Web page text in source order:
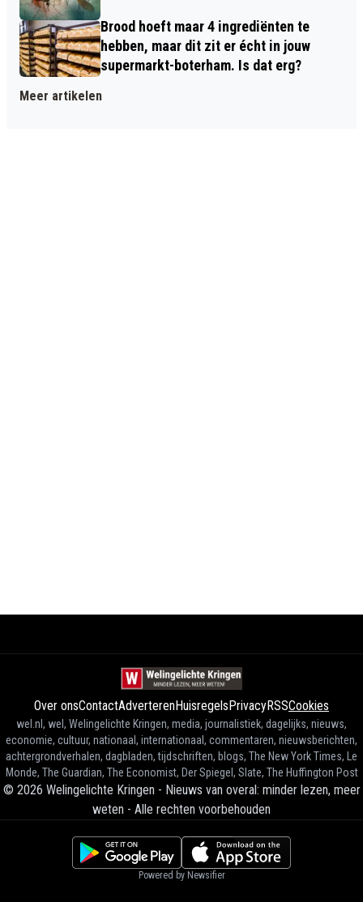
Brood hoeft maar 4 ingrediënten te
hebben, maar dit zit er écht in jouw
supermarkt-boterham. Is dat erg?
Meer artikelen
Over onsContactAdverterenHuisregelsPrivacyRSSCookies
wel.nl, wel, Welingelichte Kringen, media, journalistiek, dagelijks, nieuws,
economie, cultuur, nationaal, internationaal, commentaren, nieuwsberichten,
achtergrondverhalen, dagbladen, tijdschriften, blogs, The New York Times, Le
Monde, The Guardian, The Economist, Der Spiegel, Slate, The Huffington Post
© 2026 Welingelichte Kringen - Nieuws van overal: minder lezen, meer
weten - Alle rechten voorbehouden
Powered by Newsifier